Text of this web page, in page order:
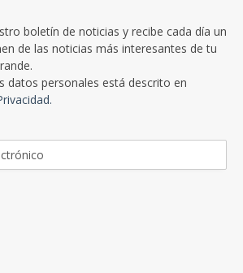
boletín de noticias y recibe cada día un
de las noticias más interesantes de tu
datos personales está descrito en